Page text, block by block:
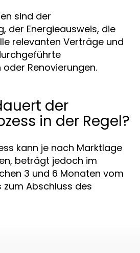
sind der
der Energieausweis, die
relevanten Verträge und
Renovierungen.
der
in der Regel?
kann je nach Marktlage
beträgt jedoch im
3 und 6 Monaten vom
Abschluss des